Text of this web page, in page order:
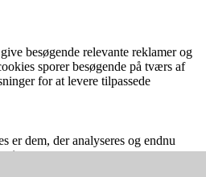
besøgende relevante reklamer og
sporer besøgende på tværs af
for at levere tilpassede
er dem, der analyseres og endnu